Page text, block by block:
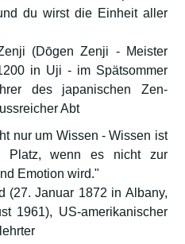
du wirst die Einheit aller
(Dōgen Zenji - Meister
in Uji - im Spätsommer
des japanischen Zen-
Abt
nur um Wissen - Wissen ist
Platz, wenn es nicht zur
Emotion wird."
(27. Januar 1872 in Albany,
1961), US-amerikanischer